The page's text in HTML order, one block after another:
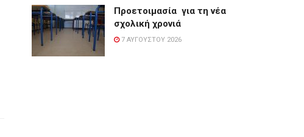
Προετοιμασία για τη νέα
σχολική χρονιά
7 ΑΥΓΟΎΣΤΟΥ 2026